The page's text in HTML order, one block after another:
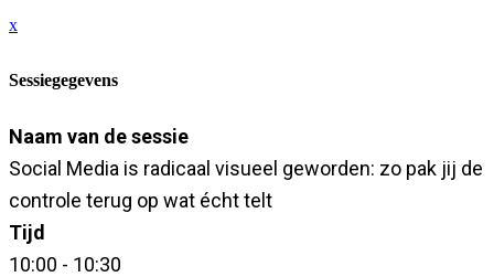
x
Sessiegegevens
Naam van de sessie
Social Media is radicaal visueel geworden: zo pak jij de
controle terug op wat écht telt
Tijd
10:00 - 10:30